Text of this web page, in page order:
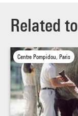
Related to
Centre Pompidou, Paris